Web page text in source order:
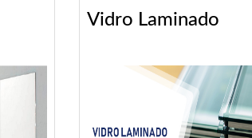
Vidro Laminado